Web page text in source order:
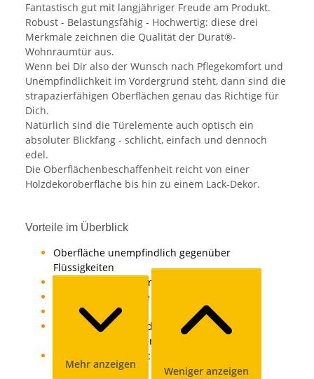
Fantastisch gut mit langjähriger Freude am Produkt.
Robust - Belastungsfähig - Hochwertig: diese drei
Merkmale zeichnen die Qualität der Durat®-
Wohnraumtür aus.
Wenn bei Dir also der Wunsch nach Pflegekomfort und
Unempfindlichkeit im Vordergrund steht, dann sind die
strapazierfähigen Oberflächen genau das Richtige für
Dich.
Natürlich sind die Türelemente auch optisch ein
absoluter Blickfang - schlicht, einfach und dennoch
edel.
Die Oberflächenbeschaffenheit reicht von einer
Holzdekoroberfläche bis hin zu einem Lack-Dekor.
Vorteile im Überblick
Oberfläche unempfindlich gegenüber
Flüssigkeiten
lichtecht, hitzebeständig
einfach in der Pflege und hygienisch
abrieb-, schlag- und kratzfest
lange Lebensdauer durch besonderes
Produktionsverfahren
hochwertig starke Schutzschicht
Mehr anzeigen
Weniger anzeigen